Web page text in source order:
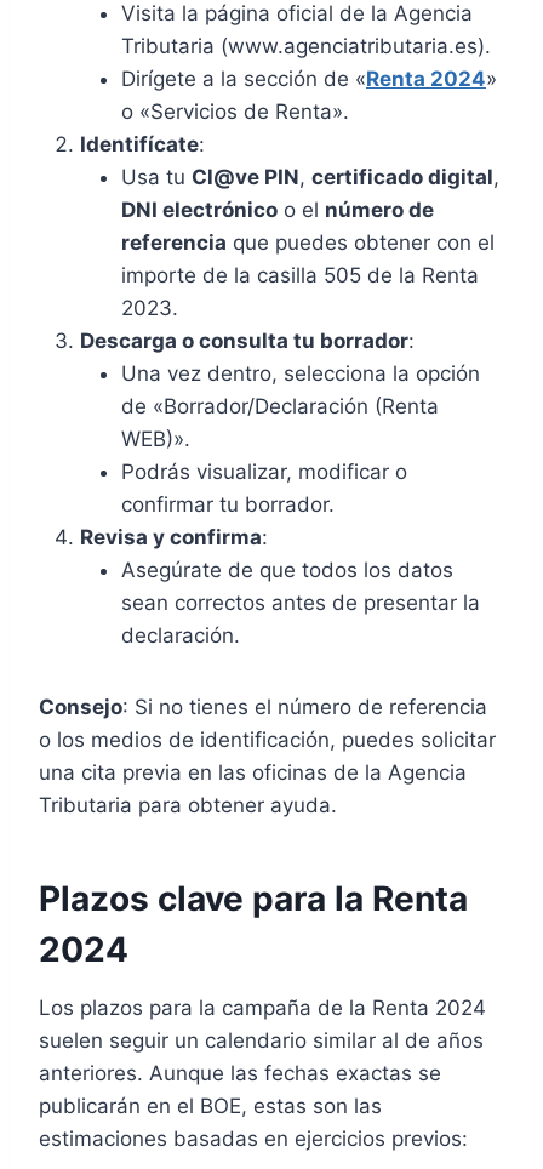
Visita la página oficial de la Agencia
Tributaria (www.agenciatributaria.es).
Dirígete a la sección de «Renta 2024»
o «Servicios de Renta».
Identifícate:
Usa tu Cl@ve PIN, certificado digital,
DNI electrónico o el número de
referencia que puedes obtener con el
importe de la casilla 505 de la Renta
2023.
Descarga o consulta tu borrador:
Una vez dentro, selecciona la opción
de «Borrador/Declaración (Renta
WEB)».
Podrás visualizar, modificar o
confirmar tu borrador.
Revisa y confirma:
Asegúrate de que todos los datos
sean correctos antes de presentar la
declaración.
Consejo: Si no tienes el número de referencia
o los medios de identificación, puedes solicitar
una cita previa en las oficinas de la Agencia
Tributaria para obtener ayuda.
Plazos clave para la Renta
2024
Los plazos para la campaña de la Renta 2024
suelen seguir un calendario similar al de años
anteriores. Aunque las fechas exactas se
publicarán en el BOE, estas son las
estimaciones basadas en ejercicios previos: